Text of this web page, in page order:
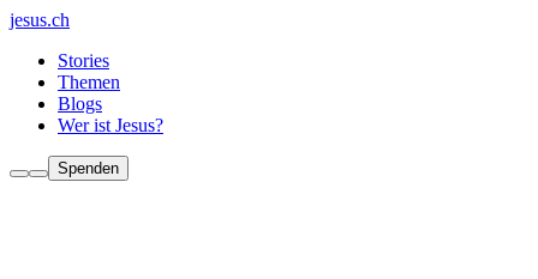
jesus.ch
Stories
Themen
Blogs
Wer ist Jesus?
Spenden